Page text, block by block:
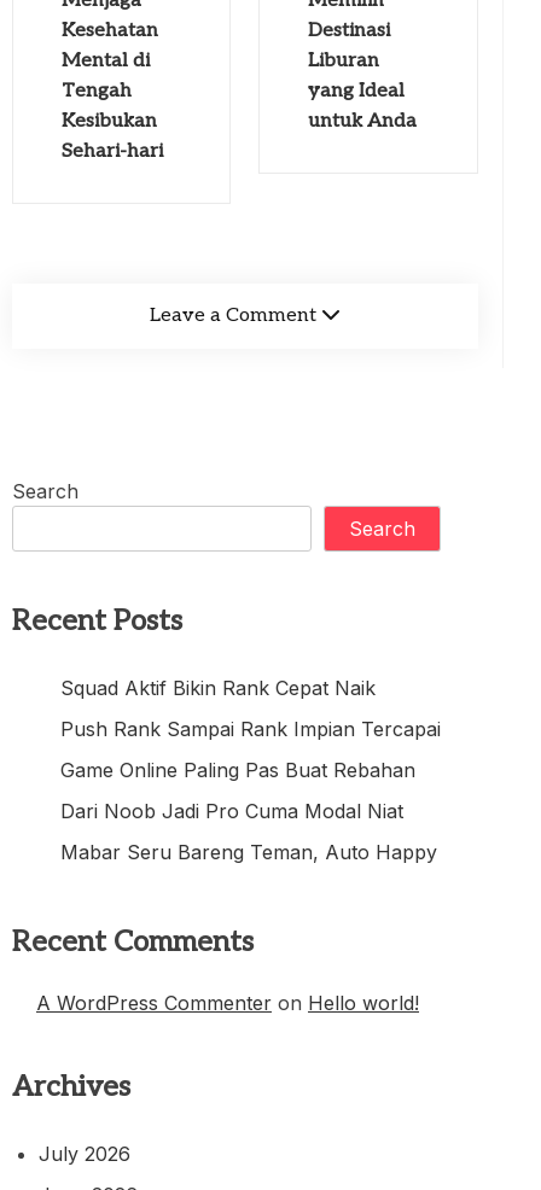
Kesehatan
Mental di
Tengah
Kesibukan
Sehari-hari
Destinasi
Liburan
yang Ideal
untuk Anda
Leave a Comment
Search
Search
Recent Posts
Squad Aktif Bikin Rank Cepat Naik
Push Rank Sampai Rank Impian Tercapai
Game Online Paling Pas Buat Rebahan
Dari Noob Jadi Pro Cuma Modal Niat
Mabar Seru Bareng Teman, Auto Happy
Recent Comments
A WordPress Commenter on Hello world!
Archives
July 2026